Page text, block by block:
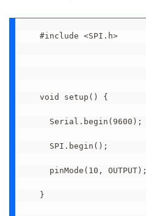
#include <SPI.h>
void setup() {
Serial.begin(9600);
SPI.begin();
pinMode(10, OUTPUT);
}